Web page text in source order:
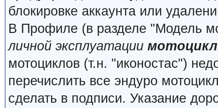
блокировке аккаунта или
В Профиле (в разделе "Модель
личной эксплуатации
мотоциклов (т.н. "иконостас")
перечислить все эндуро
сделать в подписи. Указание